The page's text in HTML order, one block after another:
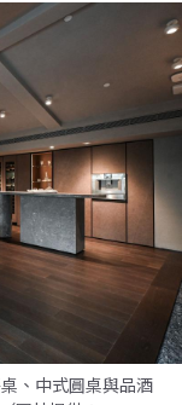
、中式圓桌與品酒